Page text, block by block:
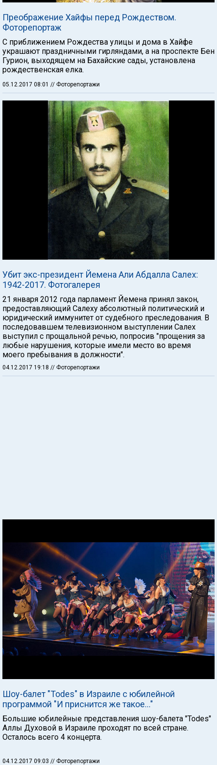
Преображение Хайфы перед Рождеством.
Фоторепортаж
С приближением Рождества улицы и дома в Хайфе
украшают праздничными гирляндами, а на проспекте Бен
Гурион, выходящем на Бахайские сады, установлена
рождественская елка.
05.12.2017 08:01 // Фоторепортажи
Убит экс-президент Йемена Али Абдалла Салех:
1942-2017. Фотогалерея
21 января 2012 года парламент Йемена принял закон,
предоставляющий Салеху абсолютный политический и
юридический иммунитет от судебного преследования. В
последовавшем телевизионном выступлении Салех
выступил с прощальной речью, попросив "прощения за
любые нарушения, которые имели место во время
моего пребывания в должности".
04.12.2017 19:18 // Фоторепортажи
Шоу-балет "Todes" в Израиле с юбилейной
программой "И приснится же такое..."
Большие юбилейные представления шоу-балета "Todes"
Аллы Духовой в Израиле проходят по всей стране.
Осталось всего 4 концерта.
04.12.2017 09:03 // Фоторепортажи